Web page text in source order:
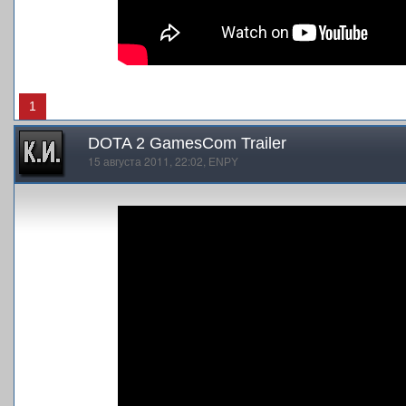
1
DOTA 2 GamesCom Trailer
15 августа 2011, 22:02, ENPY